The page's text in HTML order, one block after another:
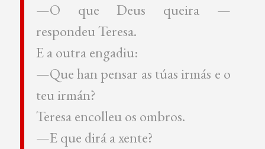
—O que Deus queira —
respondeu Teresa.
E a outra engadiu:
—Que han pensar as túas irmás e o
teu irmán?
Teresa encolleu os ombros.
—E que dirá a xente?